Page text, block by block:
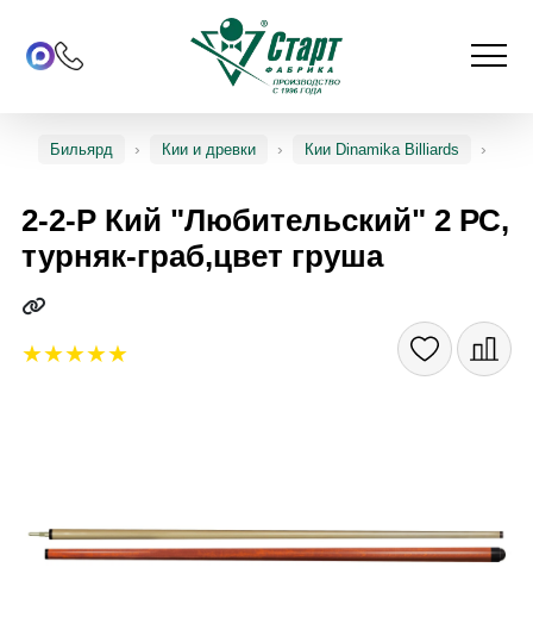
Бильярд Кии и древки Кии Dinamika Billiards
2-2-Р Кий "Любительский" 2 РС,
турняк-граб,цвет груша